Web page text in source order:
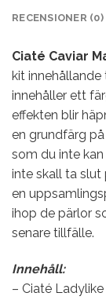
RECENSIONER (0)
Ciaté Caviar
kit
innehåller ett
effekten blir
en grundfärg
som du inte
inte skall ta
en
ihop de pärlor
senare tillfälle.
Innehåll:
– Ciaté Ladylike